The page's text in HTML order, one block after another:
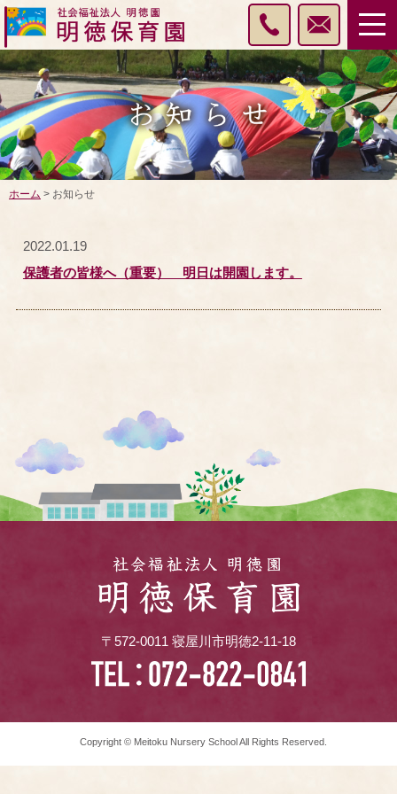
ホーム > お知らせ
2022.01.19
保護者の皆様へ（重要） 明日は開園します。
〒572-0011 寝屋川市明徳2-11-18
Copyright © Meitoku Nursery School All Rights Reserved.